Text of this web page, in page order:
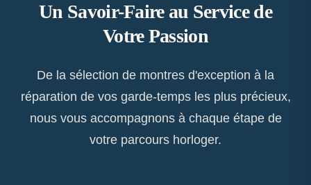
Un Savoir-Faire au Service de
Votre Passion
De la sélection de montres d'exception à la
réparation de vos garde-temps les plus précieux,
nous vous accompagnons à chaque étape de
votre parcours horloger.